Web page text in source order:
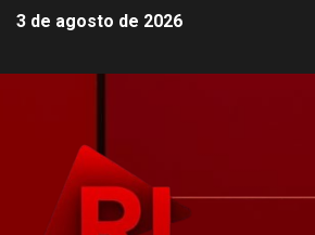
3 de agosto de 2026